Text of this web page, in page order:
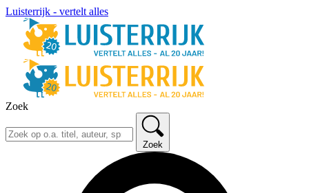
Luisterrijk - vertelt alles
Zoek
Zoek